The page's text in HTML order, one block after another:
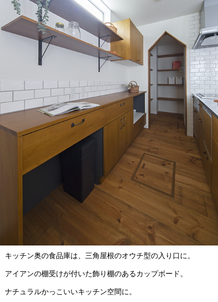
キッチン奥の食品庫は、三角屋根のオウチ型の入り口に。
アイアンの棚受けが付いた飾り棚のあるカップボード。
ナチュラルかっこいいキッチン空間に。